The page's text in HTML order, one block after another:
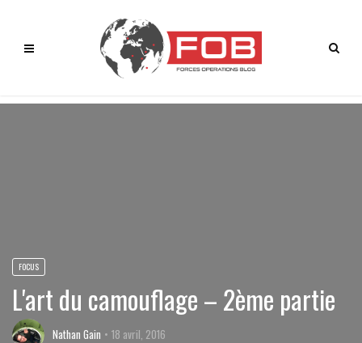
FOCUS
L'art du camouflage – 2ème partie
Nathan Gain 18 avril, 2016